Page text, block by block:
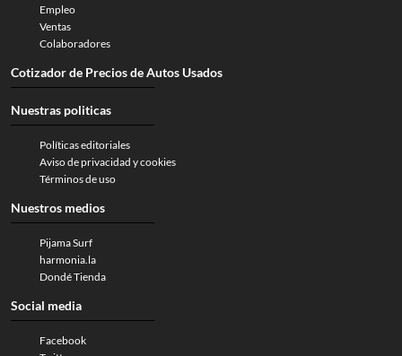
Empleo
Ventas
Colaboradores
Cotizador de Precios de Autos Usados
Nuestras politicas
Políticas editoriales
Aviso de privacidad y cookies
Términos de uso
Nuestros medios
Pijama Surf
harmonia.la
Dondé Tienda
Social media
Facebook